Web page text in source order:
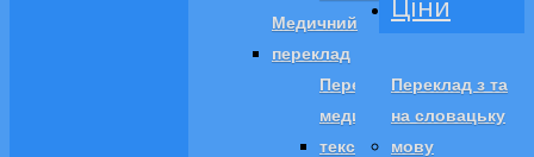
Медичний
переклад
Переклад
медичних
текстів
Переклад з та
на словацьку
мову